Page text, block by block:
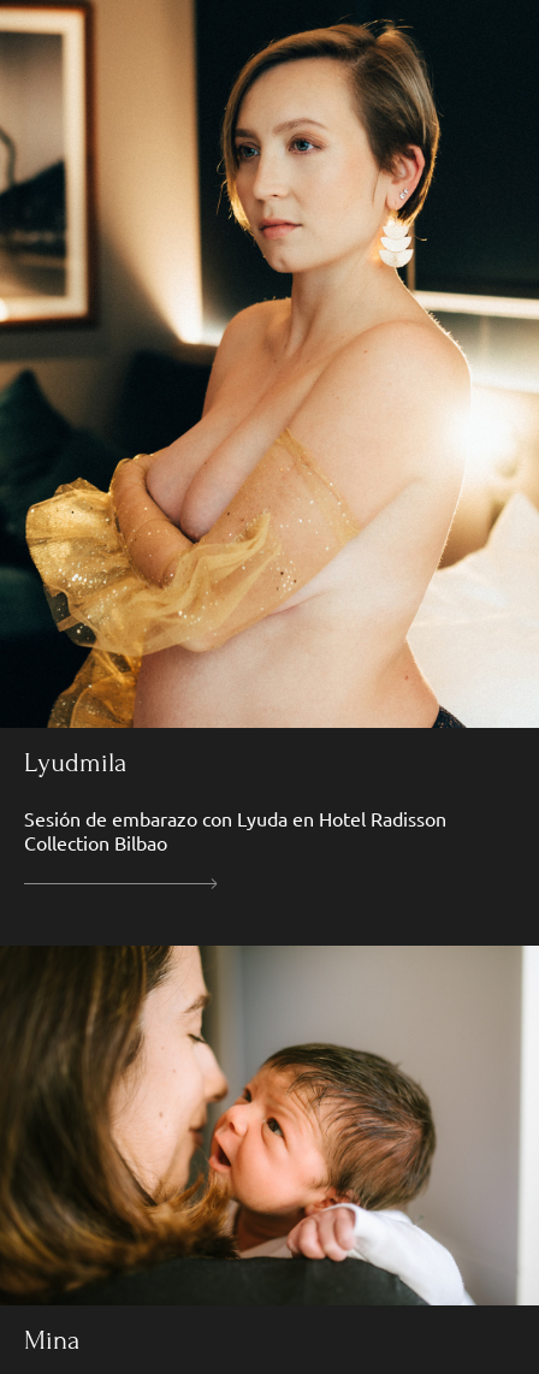
Lyudmila
Sesión de embarazo con Lyuda en Hotel Radisson
Collection Bilbao
Mina